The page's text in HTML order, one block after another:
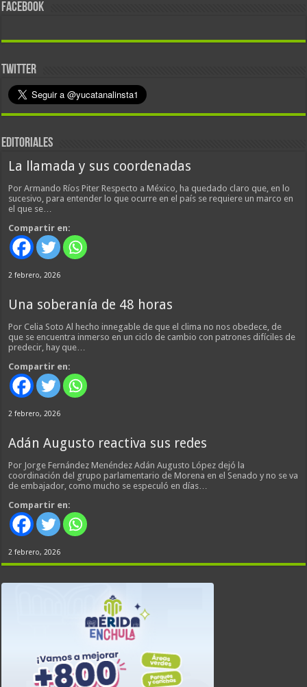
FACEBOOK
TWITTER
EDITORIALES
La llamada y sus coordenadas
Por Armando Ríos Piter Respecto a México, ha quedado claro que, en lo
sucesivo, para entender lo que ocurre en el país se requiere un marco en
el que se…
Compartir en:
2 febrero, 2026
Una soberanía de 48 horas
Por Celia Soto Al hecho innegable de que el clima no nos obedece, de
que se encuentra inmerso en un ciclo de cambio con patrones difíciles de
predecir, hay que…
Compartir en:
2 febrero, 2026
Adán Augusto reactiva sus redes
Por Jorge Fernández Menéndez Adán Augusto López dejó la
coordinación del grupo parlamentario de Morena en el Senado y no se va
de embajador, como mucho se especuló en días…
Compartir en:
2 febrero, 2026